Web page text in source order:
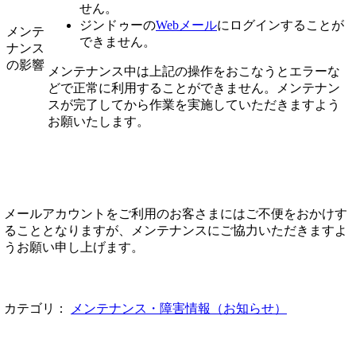
メンテ
ナンス
の影響
せん。
ジンドゥーのWebメールにログインすることが
できません。
メンテナンス中は上記の操作をおこなうとエラーな
どで正常に利用することができません。メンテナン
スが完了してから作業を実施していただきますよう
お願いたします。
メールアカウントをご利用のお客さまにはご不便をおかけす
ることとなりますが、メンテナンスにご協力いただきますよ
うお願い申し上げます。
カテゴリ： メンテナンス・障害情報（お知らせ）